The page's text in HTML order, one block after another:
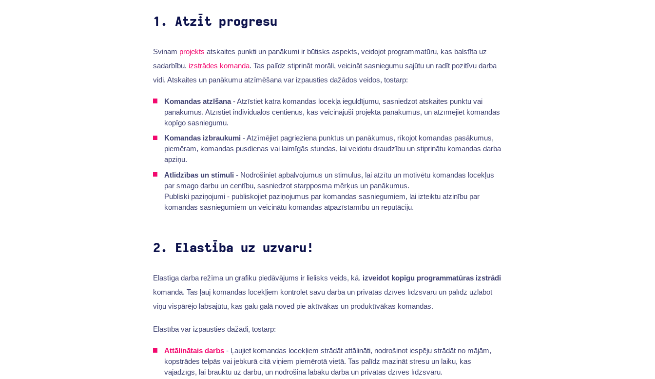
1. Atzīt progresu
Svinam projekts atskaites punkti un panākumi ir būtisks aspekts, veidojot programmatūru, kas balstīta uz
sadarbību. izstrādes komanda. Tas palīdz stiprināt morāli, veicināt sasniegumu sajūtu un radīt pozitīvu darba
vidi. Atskaites un panākumu atzīmēšana var izpausties dažādos veidos, tostarp:
Komandas atzīšana- Atzīstiet katra komandas locekļa ieguldījumu, sasniedzot atskaites punktu vai
panākumus. Atzīstiet individuālos centienus, kas veicinājuši projekta panākumus, un atzīmējiet komandas
kopīgo sasniegumu.
Komandas izbraukumi - Atzīmējiet pagrieziena punktus un panākumus, rīkojot komandas pasākumus,
piemēram, komandas pusdienas vai laimīgās stundas, lai veidotu draudzību un stiprinātu komandas darba
apziņu.
Atlīdzības un stimuli - Nodrošiniet apbalvojumus un stimulus, lai atzītu un motivētu komandas locekļus
par smago darbu un centību, sasniedzot starpposma mērķus un panākumus.
Publiski paziņojumi - publiskojiet paziņojumus par komandas sasniegumiem, lai izteiktu atzinību par
komandas sasniegumiem un veicinātu komandas atpazīstamību un reputāciju.
2. Elastība uz uzvaru!
Elastīga darba režīma un grafiku piedāvājums ir lielisks veids, kā. izveidot kopīgu programmatūras izstrādi
komanda. Tas ļauj komandas locekļiem kontrolēt savu darba un privātās dzīves līdzsvaru un palīdz uzlabot
viņu vispārējo labsajūtu, kas galu galā noved pie aktīvākas un produktīvākas komandas.
Elastība var izpausties dažādi, tostarp:
Attālinātais darbs- Ļaujiet komandas locekļiem strādāt attālināti, nodrošinot iespēju strādāt no mājām,
kopstrādes telpās vai jebkurā citā viņiem piemērotā vietā. Tas palīdz mazināt stresu un laiku, kas
vajadzīgs, lai brauktu uz darbu, un nodrošina labāku darba un privātās dzīves līdzsvaru.